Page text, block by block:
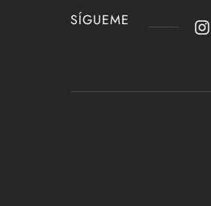
SÍGUEME